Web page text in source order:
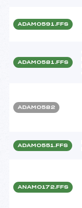
ADAM0591.FFS
ADAM0581.FFS
ADAM0582
ADAM0551.FFS
ANAM0172.FFS